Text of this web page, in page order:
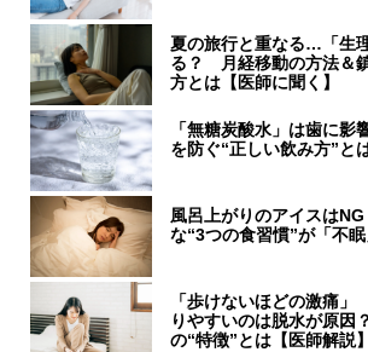
夏の旅行と重なる…「生
る？ 月経移動の方法＆
方とは【医師に聞く】
「無糖炭酸水」は歯に
を防ぐ“正しい飲み方”と
風呂上がりのアイスは
な“3つの食習慣”が「不
「歩けないほどの激痛
りやすいのは脱水が原
の“特徴”とは【医師解説】